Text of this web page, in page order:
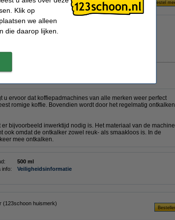
u ervoor dat koffiepadmachines van alle merken weer perfect
romige koffie. Bovendien wordt door het regelmatig ontkalken
bijvoorbeeld inwerktijd nodig is. Het materiaal van de machine
omdat de ontkalker zowel reuk- als smaakloos is. In de
mee ontkalken.
500 ml
info:
Veiligheidsinformatie
(123schoon huismerk)
Klik op
we alleen
die daarop lijken.